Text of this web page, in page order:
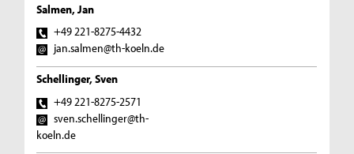
Salmen, Jan
+49 221-8275-4432
jan.salmen@th-koeln.de
Schellinger, Sven
+49 221-8275-2571
sven.schellinger@th-
koeln.de